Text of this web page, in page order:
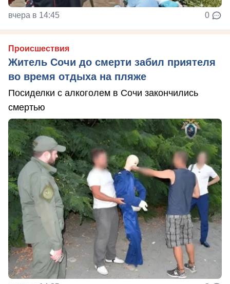
вчера в 14:45 0
Происшествия
Житель Сочи до смерти забил приятеля
во время отдыха на пляже
Посиделки с алкоголем в Сочи закончились
смертью